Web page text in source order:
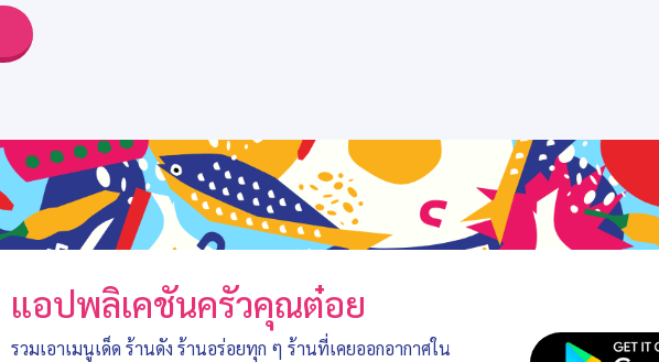
แอปพลิเคชันครัวคุณต๋อย
รวมเอาเมนูเด็ด ร้านดัง ร้านอร่อยทุก ๆ ร้านที่เคยออกอากาศใน